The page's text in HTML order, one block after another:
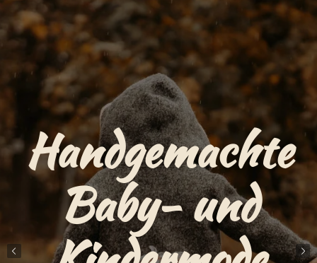
Handgemachte
Baby- und